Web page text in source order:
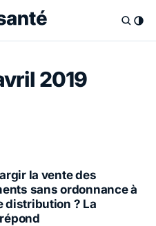
2019
la vente des
sans ordonnance à
distribution ? La